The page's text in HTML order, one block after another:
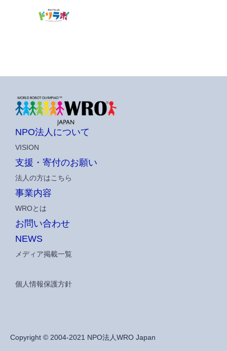
NPO法人について
VISION
支援・寄付のお願い
法人の方はこちら
事業内容
WROとは
お問い合わせ
NEWS
メディア掲載一覧
個人情報保護方針
Copyright © 2004-2021 NPO法人WRO Japan